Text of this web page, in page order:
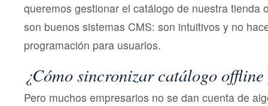
queremos gestionar el catálogo de nuestra tienda
son buenos sistemas CMS: son intuitivos y no
programación para usuarlos.
¿Cómo sincronizar catálogo
Pero muchos empresarios no se dan cuenta de